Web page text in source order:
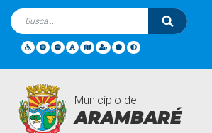
Município de
ARAMBARÉ
Covid - Insumos Recebidos